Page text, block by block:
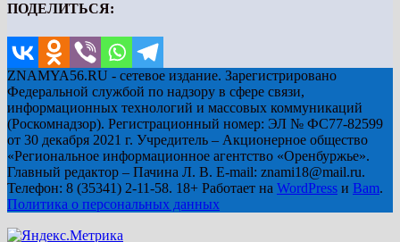
ПОДЕЛИТЬСЯ:
ZNAMYA56.RU - сетевое издание. Зарегистрировано
Федеральной службой по надзору в сфере связи,
информационных технологий и массовых коммуникаций
(Роскомнадзор). Регистрационный номер: ЭЛ № ФС77-82599
от 30 декабря 2021 г. Учредитель – Акционерное общество
«Региональное информационное агентство «Оренбуржье».
Главный редактор – Пачина Л. В. E-mail: znami18@mail.ru.
Телефон: 8 (35341) 2-11-58. 18+ Работает на WordPress и Bam.
Политика о персональных данных